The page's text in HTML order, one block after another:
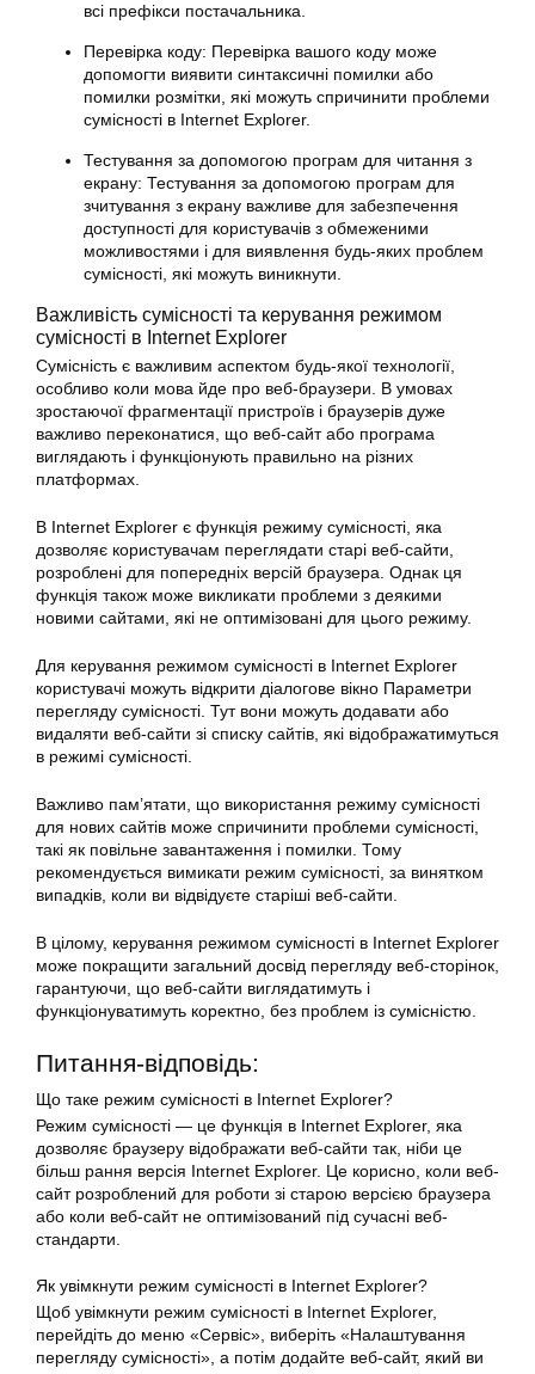
всі префікси постачальника.
Перевірка коду: Перевірка вашого коду може
допомогти виявити синтаксичні помилки або
помилки розмітки, які можуть спричинити проблеми
сумісності в Internet Explorer.
Тестування за допомогою програм для читання з
екрану: Тестування за допомогою програм для
зчитування з екрану важливе для забезпечення
доступності для користувачів з обмеженими
можливостями і для виявлення будь-яких проблем
сумісності, які можуть виникнути.
Важливість сумісності та керування режимом
сумісності в Internet Explorer
Сумісність є важливим аспектом будь-якої технології,
особливо коли мова йде про веб-браузери. В умовах
зростаючої фрагментації пристроїв і браузерів дуже
важливо переконатися, що веб-сайт або програма
виглядають і функціонують правильно на різних
платформах.
В Internet Explorer є функція режиму сумісності, яка
дозволяє користувачам переглядати старі веб-сайти,
розроблені для попередніх версій браузера. Однак ця
функція також може викликати проблеми з деякими
новими сайтами, які не оптимізовані для цього режиму.
Для керування режимом сумісності в Internet Explorer
користувачі можуть відкрити діалогове вікно Параметри
перегляду сумісності. Тут вони можуть додавати або
видаляти веб-сайти зі списку сайтів, які відображатимуться
в режимі сумісності.
Важливо пам’ятати, що використання режиму сумісності
для нових сайтів може спричинити проблеми сумісності,
такі як повільне завантаження і помилки. Тому
рекомендується вимикати режим сумісності, за винятком
випадків, коли ви відвідуєте старіші веб-сайти.
В цілому, керування режимом сумісності в Internet Explorer
може покращити загальний досвід перегляду веб-сторінок,
гарантуючи, що веб-сайти виглядатимуть і
функціонуватимуть коректно, без проблем із сумісністю.
Питання-відповідь:
Що таке режим сумісності в Internet Explorer?
Режим сумісності — це функція в Internet Explorer, яка
дозволяє браузеру відображати веб-сайти так, ніби це
більш рання версія Internet Explorer. Це корисно, коли веб-
сайт розроблений для роботи зі старою версією браузера
або коли веб-сайт не оптимізований під сучасні веб-
стандарти.
Як увімкнути режим сумісності в Internet Explorer?
Щоб увімкнути режим сумісності в Internet Explorer,
перейдіть до меню «Сервіс», виберіть «Налаштування
перегляду сумісності», а потім додайте веб-сайт, який ви